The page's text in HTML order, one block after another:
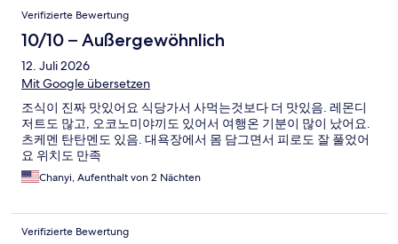
Verifizierte Bewertung
10/10 – Außergewöhnlich
12. Juli 2026
Mit Google übersetzen
조식이 진짜 맛있어요 식당가서 사먹는것보다 더 맛있음. 레몬디
저트도 많고, 오코노미야끼도 있어서 여행온 기분이 많이 났어요.
츠케멘 탄탄멘도 있음. 대욕장에서 몸 담그면서 피로도 잘 풀었어
요 위치도 만족
Chanyi, Aufenthalt von 2 Nächten
Verifizierte Bewertung